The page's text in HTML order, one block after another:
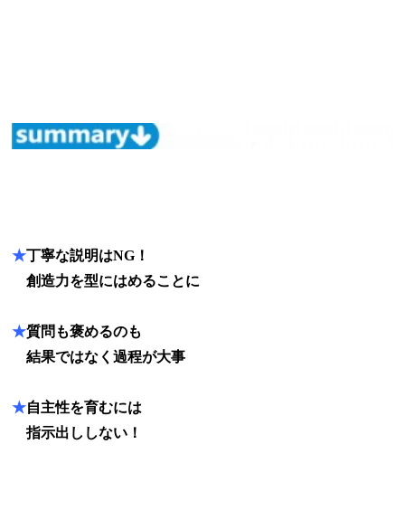
★丁寧な説明はNG！
★創造力を型にはめることに
★質問も褒めるのも
★結果ではなく過程が大事
★自主性を育むには
★指示出ししない！